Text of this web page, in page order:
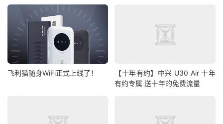
飞利猫随身WiFi正式上线了！
【十年有约】中兴 U30 Air 十年
有约专属 送十年的免费流量